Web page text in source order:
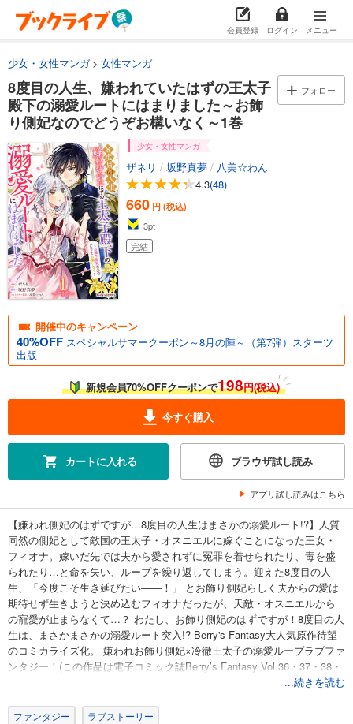
会員登録 ログイン メニュー
少女・女性マンガ 女性マンガ
8度目の人生、嫌われていたはずの王太子
殿下の溺愛ルートにはまりました～お飾
り側妃なのでどうぞお構いなく～1巻
フォロー
少女・女性マンガ
ザネリ / 坂野真夢 / 八美☆わん
4.3(48)
660 円 (税込)
3pt
完結
開催中のキャンペーン
40%OFF スペシャルサマークーポン～8月の陣～（第7弾）スターツ
出版
新規会員70%OFFクーポンで198円(税込)
今すぐ購入
カートに入れる ブラウザ試し読み
アプリ試し読みはこちら
【嫌われ側妃のはずですが…8度目の人生はまさかの溺愛ルート!?】人質
同然の側妃として敵国の王太子・オスニエルに嫁ぐことになった王女・
フィオナ。嫁いだ先では夫から愛されずに冤罪を着せられたり、毒を盛
られたり…と命を失い、ループを繰り返してしまう。迎えた8度目の人
生、「今度こそ生き延びたい――！」 とお飾り側妃らしく夫からの愛は
期待せず生きようと決め込むフィオナだったが、天敵・オスニエルから
の寵愛が止まらなくて…？ わたし、お飾り側妃のはずですが！8度目の人
生は、まさかまさかの溺愛ルート突入!? Berry's Fantasy大人気原作待望
のコミカライズ化。 嫌われお飾り側妃×冷徹王太子の溺愛ループラブファ
ンタジー！(この作品は電子コミック誌Berry’s Fantasy Vol.36・37・38・
39・40に掲載の1～5話を収録しております。重複購入にご注意ください)
...続きを読む
ファンタジー ラブストーリー